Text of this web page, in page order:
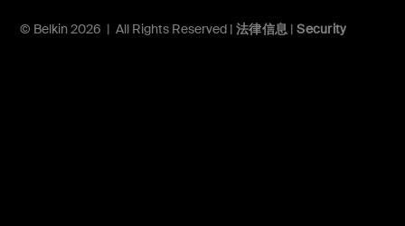
© Belkin 2026 | All Rights Reserved | 法律信息 |Security